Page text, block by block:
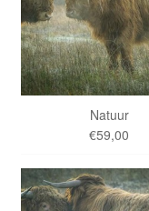
Natuur
€59,00